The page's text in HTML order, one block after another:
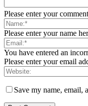
Please enter your
Please enter your name
You have entered an
Please enter your email
Save my name, email,